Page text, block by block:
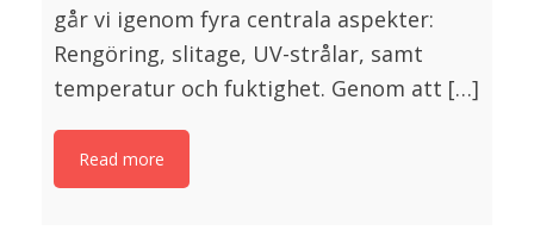
går vi igenom fyra centrala aspekter:
Rengöring, slitage, UV-strålar, samt
temperatur och fuktighet. Genom att […]
Read more